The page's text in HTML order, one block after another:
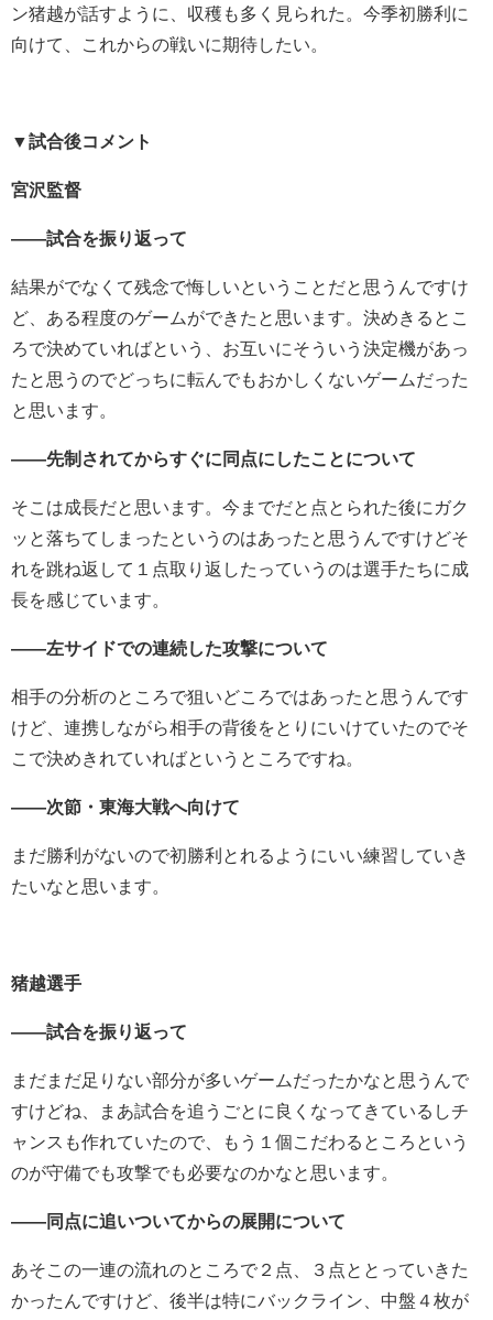
ン猪越が話すように、収穫も多く見られた。今季初勝利に
向けて、これからの戦いに期待したい。
▼試合後コメント
宮沢監督
――試合を振り返って
結果がでなくて残念で悔しいということだと思うんですけ
ど、ある程度のゲームができたと思います。決めきるとこ
ろで決めていればという、お互いにそういう決定機があっ
たと思うのでどっちに転んでもおかしくないゲームだった
と思います。
――先制されてからすぐに同点にしたことについて
そこは成長だと思います。今までだと点とられた後にガク
ッと落ちてしまったというのはあったと思うんですけどそ
れを跳ね返して１点取り返したっていうのは選手たちに成
長を感じています。
――左サイドでの連続した攻撃について
相手の分析のところで狙いどころではあったと思うんです
けど、連携しながら相手の背後をとりにいけていたのでそ
こで決めきれていればというところですね。
――次節・東海大戦へ向けて
まだ勝利がないので初勝利とれるようにいい練習していき
たいなと思います。
猪越選手
――試合を振り返って
まだまだ足りない部分が多いゲームだったかなと思うんで
すけどね、まあ試合を追うごとに良くなってきているしチ
ャンスも作れていたので、もう１個こだわるところという
のが守備でも攻撃でも必要なのかなと思います。
――同点に追いついてからの展開について
あそこの一連の流れのところで２点、３点ととっていきた
かったんですけど、後半は特にバックライン、中盤４枚が